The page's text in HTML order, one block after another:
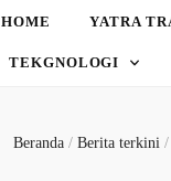
HOME YATRA
TEKGNOLOGI
Beranda / Berita terkini /